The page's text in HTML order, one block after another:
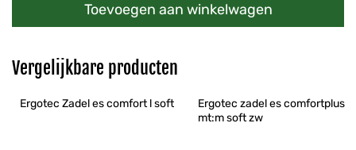
Toevoegen aan winkelwagen
Vergelijkbare producten
Ergotec Zadel es comfort l soft
Ergotec zadel es comfortplus
mt:m soft zw